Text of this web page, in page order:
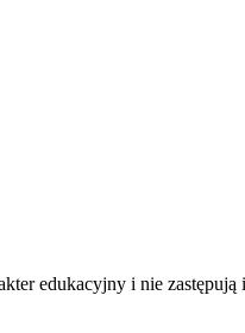
edukacyjny i nie